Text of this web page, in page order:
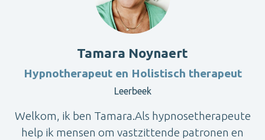
Tamara Noynaert
Hypnotherapeut en Holistisch therapeut
Leerbeek
Welkom, ik ben Tamara.Als hypnosetherapeute
help ik mensen om vastzittende patronen en